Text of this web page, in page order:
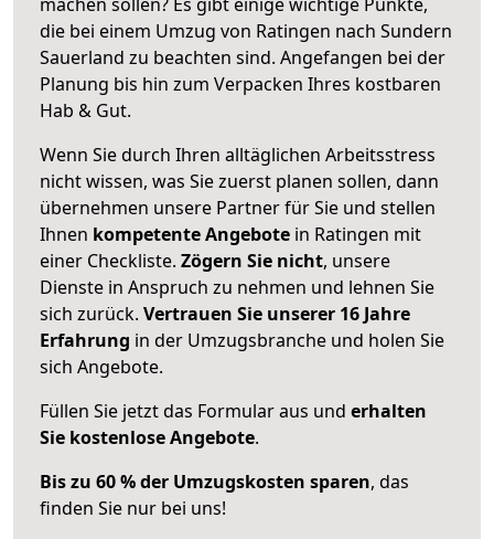
die bei einem Umzug von Ratingen nach Sundern
Sauerland zu beachten sind. Angefangen bei der
Planung bis hin zum Verpacken Ihres kostbaren
Hab & Gut.
Wenn Sie durch Ihren alltäglichen Arbeitsstress
nicht wissen, was Sie zuerst planen sollen, dann
übernehmen unsere Partner für Sie und stellen
Ihnen kompetente Angebote in Ratingen mit
einer Checkliste. Zögern Sie nicht, unsere
Dienste in Anspruch zu nehmen und lehnen Sie
sich zurück. Vertrauen Sie unserer 16 Jahre
Erfahrung in der Umzugsbranche und holen Sie
sich Angebote.
Füllen Sie jetzt das Formular aus und erhalten
Sie kostenlose Angebote.
Bis zu 60 % der Umzugskosten sparen, das
finden Sie nur bei uns!